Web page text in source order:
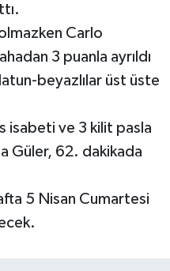
Carlo
3 puanla ayrıldı
beyazlılar üst üste
isabeti ve 3 kilit pasla
Güler, 62. dakikada
5 Nisan Cumartesi